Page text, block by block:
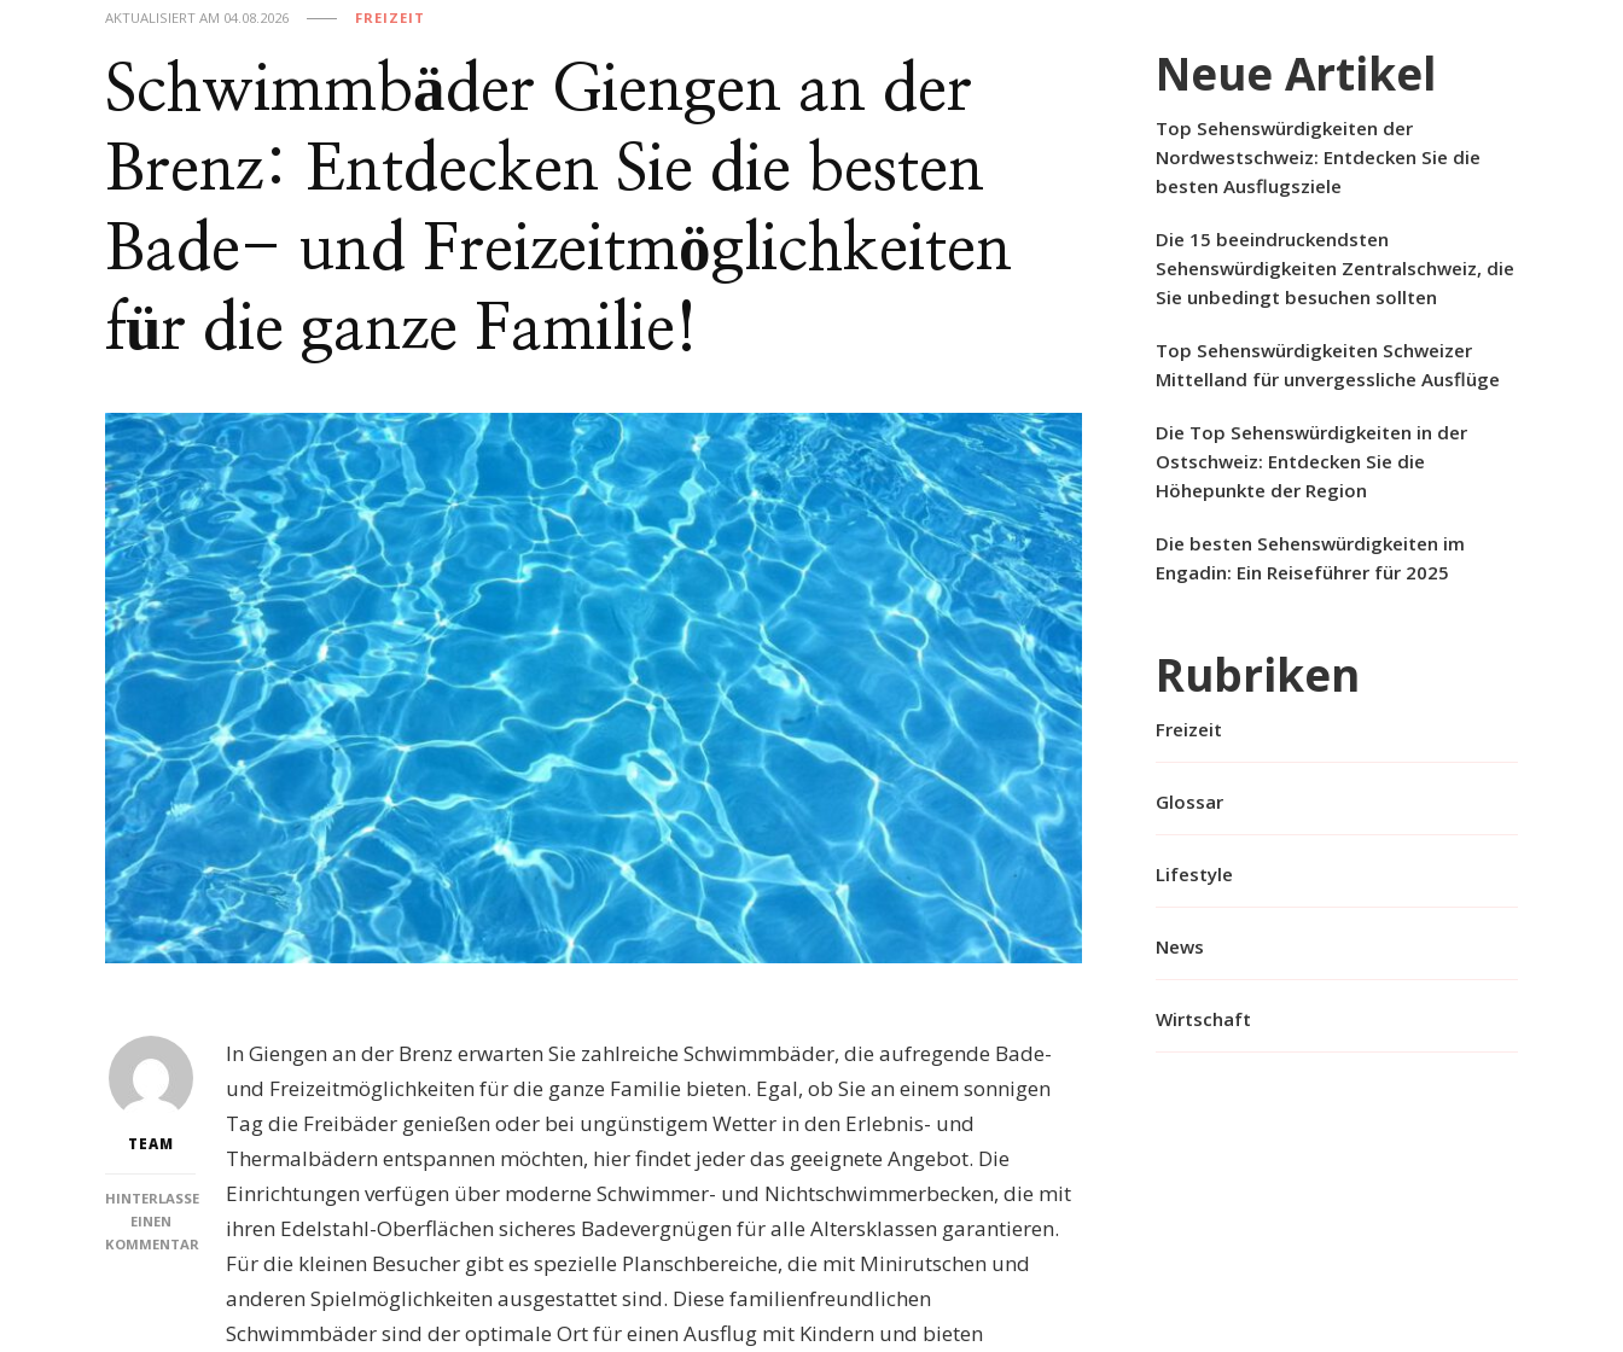
AKTUALISIERT AM 04.08.2026 FREIZEIT
Schwimmbäder Giengen an der
Brenz: Entdecken Sie die besten
Bade- und Freizeitmöglichkeiten
für die ganze Familie!
TEAM
HINTERLASSE
EINEN
KOMMENTAR
SCHWIMMBÄDER
In Giengen an der Brenz erwarten Sie zahlreiche Schwimmbäder, die aufregende Bade-
und Freizeitmöglichkeiten für die ganze Familie bieten. Egal, ob Sie an einem sonnigen
Tag die Freibäder genießen oder bei ungünstigem Wetter in den Erlebnis- und
Thermalbädern entspannen möchten, hier findet jeder das geeignete Angebot. Die
Einrichtungen verfügen über moderne Schwimmer- und Nichtschwimmerbecken, die mit
ihren Edelstahl-Oberflächen sicheres Badevergnügen für alle Altersklassen garantieren.
Für die kleinen Besucher gibt es spezielle Planschbereiche, die mit Minirutschen und
anderen Spielmöglichkeiten ausgestattet sind. Diese familienfreundlichen
Schwimmbäder sind der optimale Ort für einen Ausflug mit Kindern und bieten
Neue Artikel
Top Sehenswürdigkeiten der
Nordwestschweiz: Entdecken Sie die
besten Ausflugsziele
Die 15 beeindruckendsten
Sehenswürdigkeiten Zentralschweiz, die
Sie unbedingt besuchen sollten
Top Sehenswürdigkeiten Schweizer
Mittelland für unvergessliche Ausflüge
Die Top Sehenswürdigkeiten in der
Ostschweiz: Entdecken Sie die
Höhepunkte der Region
Die besten Sehenswürdigkeiten im
Engadin: Ein Reiseführer für 2025
Rubriken
Freizeit
Glossar
Lifestyle
News
Wirtschaft